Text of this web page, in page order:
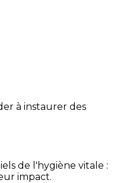
à instaurer des
de l'hygiène vitale :
impact.